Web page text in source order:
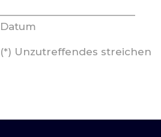
Datum
(*) Unzutreffendes streichen